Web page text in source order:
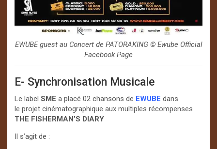
EWUBE guest au Concert de PATORAKING © Ewube Official
Facebook Page
E- Synchronisation Musicale
Le label SME a placé 02 chansons de EWUBE dans
le projet cinématographique aux multiples récompenses
THE FISHERMAN’S DIARY
Il s’agit de :